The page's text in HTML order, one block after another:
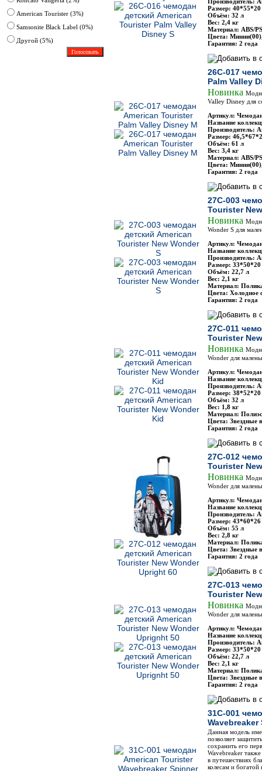
American Tourister (3%)
Samsonite Black Label (0%)
Другoй (5%)
Размер: 40*55*20
Объём: 32 л
Вес: 2,4 кг
Материал: ABS/PS
Цвета:
Гарантия: 2 года
26C-017
Palm Valley
Новинка
Valley Disney для
Артикул:
Название
Производитель:
Размер:
Объём: 61 л
Вес: 3,4 кг
Материал: ABS/PS
Цвета:
Гарантия: 2 года
27C-003
Tourister
Новинка
Wonder S для
Артикул:
Название
Производитель:
Размер: 33*50*20
Объём: 22,7 л
Вес: 2,1 кг
Материал:
Цвета: Холодное
Гарантия: 2 года
27C-011
Tourister
Новинка
Wonder для
Артикул:
Название
Производитель:
Размер: 38*52*20
Объём: 32 л
Вес: 1,8 кг
Материал:
Цвета: Звездные
Гарантия: 2 года
27C-012
Tourister
Новинка
Wonder для
Артикул:
Название
Производитель:
Размер: 43*60*26
Объём: 55 л
Вес: 2,8 кг
Материал:
Цвета: Звездные
Гарантия: 2 года
27C-013
Tourister
Новинка
Wonder для
Артикул:
Название
Производитель:
Размер: 33*50*20
Объём: 22,7 л
Вес: 2,1 кг
Материал:
Цвета: Звездные
Гарантия: 2 года
31C-001
Wavebreaker
Данная модель
позволяет
сохранить его
Wavebreaker
в путешествиях
колесам и богатой